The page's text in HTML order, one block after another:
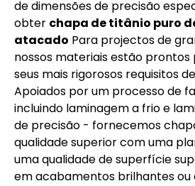
de dimensões de precisão
obter chapa de titânio puro
atacado Para projectos de
nossos materiais estão prontos
seus mais rigorosos requisitos
Apoiados por um processo de
incluindo laminagem a frio e
de precisão - fornecemos
qualidade superior com uma
uma qualidade de superfície
em acabamentos brilhantes ou